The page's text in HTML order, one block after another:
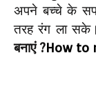
अपने बच्चे के
तरह रंग ला
बनाएं ?How to